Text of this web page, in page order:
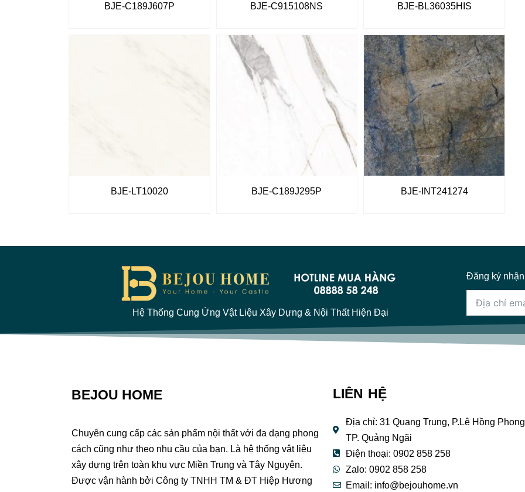
BJE-C189J607P BJE-C915108NS BJE-BL36035HIS
BJE-LT10020 BJE-C189J295P BJE-INT241274
Hệ Thống Cung Ứng Vật Liệu Xây Dựng & Nội Thất Hiện Đại
Đăng ký
BEJOU HOME
Chuyên cung cấp các sản phẩm nội thất với đa dạng phong
cách cũng như theo nhu cầu của bạn. Là hệ thống vật liệu
xây dựng trên toàn khu vực Miền Trung và Tây Nguyên.
Được vận hành bởi Công ty TNHH TM & ĐT Hiệp Hương
LIÊN HỆ
Địa chỉ: 31 Quang Trung, P.Lê Hồng
TP. Quảng Ngãi
Điện thoại: 0902 858 258
Zalo: 0902 858 258
Email: info@bejouhome.vn